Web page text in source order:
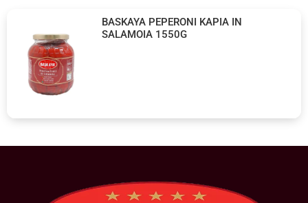
BASKAYA PEPERONI KAPIA IN
SALAMOIA 1550G